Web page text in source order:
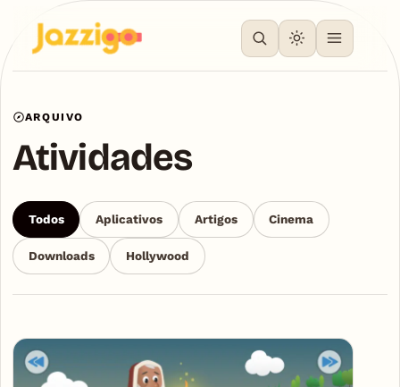
ARQUIVO
Atividades
Todos Aplicativos Artigos Cinema
Downloads Hollywood
Articles